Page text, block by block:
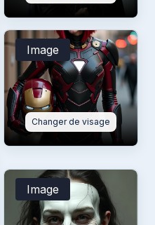
Image
Changer de visage
Image